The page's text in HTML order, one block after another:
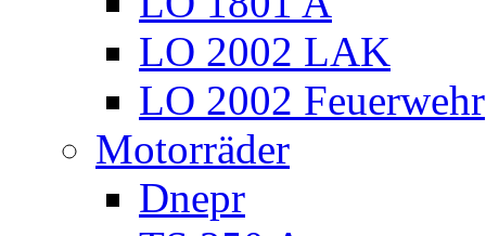
LO 2002 LAK
LO 2002 Feuerwehr
Motorräder
Dnepr